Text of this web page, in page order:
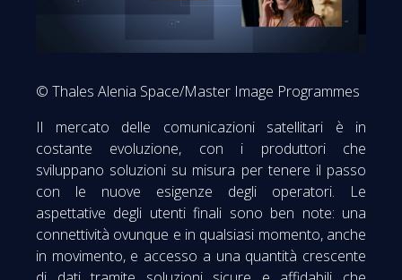
© Thales Alenia Space/Master Image Programmes
Il mercato delle comunicazioni satellitari è in
costante evoluzione, con i produttori che
sviluppano soluzioni su misura per tenere il passo
con le nuove esigenze degli operatori. Le
aspettative degli utenti finali sono ben note: una
connettività ovunque e in qualsiasi momento, anche
in movimento, e accesso a una quantità crescente